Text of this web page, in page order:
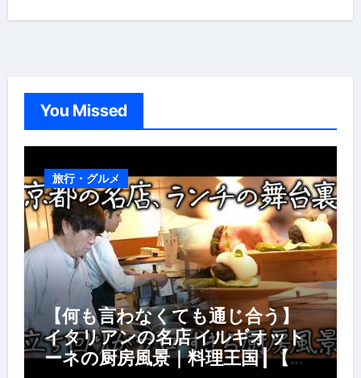
You Missed
旅行・グルメ
【何も言わなくても通じ合う】
イタリアンの名店 イルギオット
ーネの厨房風景｜料理王国 | 【厨